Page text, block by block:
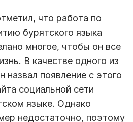
что работа по
бурятского языка
многое, чтобы он все
В качестве одного из
назвал появление с этого
социальной сети
языке. Однако
недостаточно, поэтому